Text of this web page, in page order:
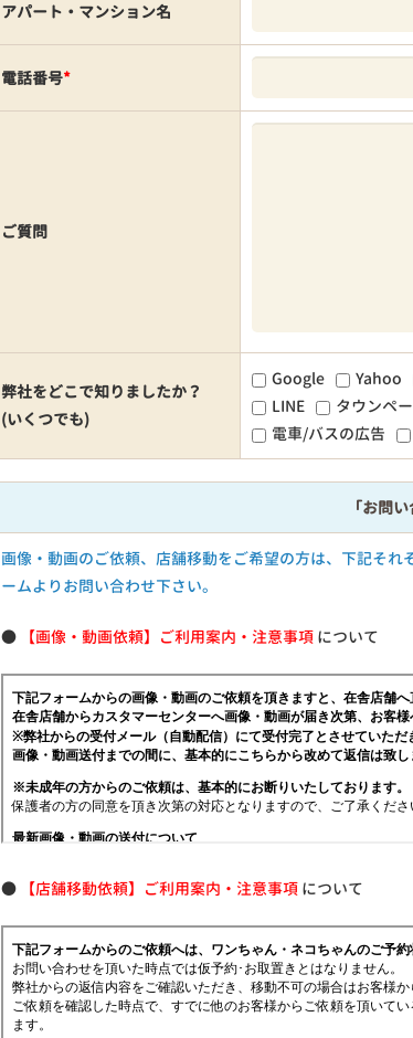
アパート・マンション名
電話番号*
ご質問
弊社をどこで知りましたか？
(いくつでも)
Google Yahoo
LINE
タウンペ
電車/バスの広告
「お問
画像・動画のご依頼、店舗移動をご希望の方は、下記そ
ームよりお問い合わせ下さい。
● 【画像・動画依頼】ご利用案内・注意事項 について
● 【店舗移動依頼】ご利用案内・注意事項 について